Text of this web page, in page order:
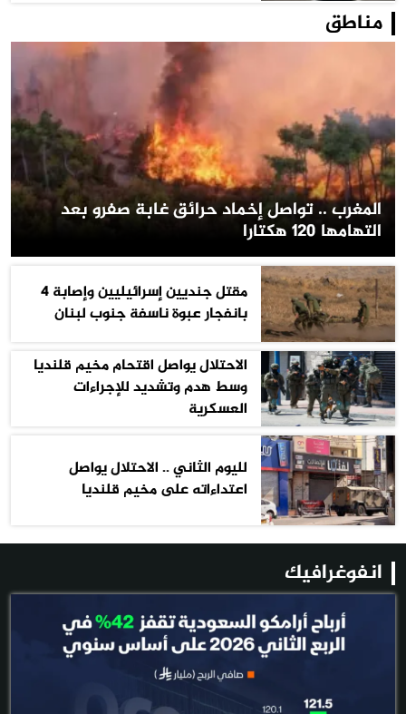
مناطق
المغرب .. تواصل إخماد حرائق غابة صفرو بعد
التهامها 120 هكتارا
مقتل جنديين إسرائيليين وإصابة 4
بانفجار عبوة ناسفة جنوب لبنان
الاحتلال يواصل اقتحام مخيم قلنديا
وسط هدم وتشديد للإجراءات
العسكرية
لليوم الثاني .. الاحتلال يواصل
اعتداءاته على مخيم قلنديا
انفوغرافيك